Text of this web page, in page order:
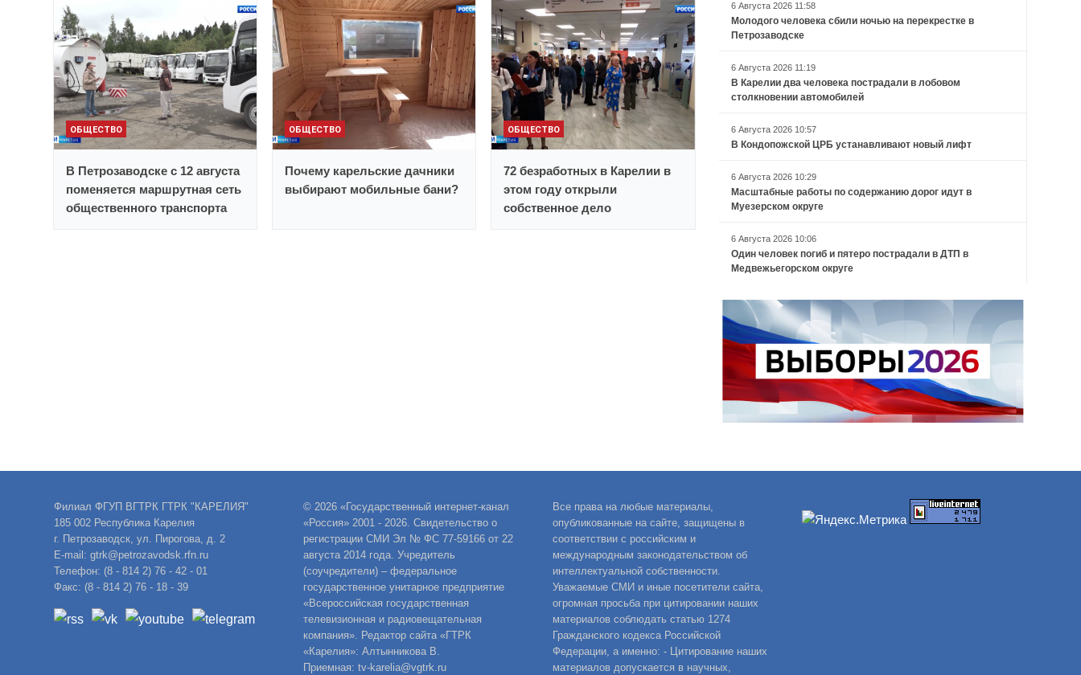
ОБЩЕСТВО
В Петрозаводске с 12 августа
поменяется маршрутная сеть
общественного транспорта
ОБЩЕСТВО
Почему карельские дачники
выбирают мобильные бани?
ОБЩЕСТВО
72 безработных в Карелии в
этом году открыли
собственное дело
6 Августа 2026 11:58
Молодого человека сбили ночью на перекрестке в
Петрозаводске
6 Августа 2026 11:19
В Карелии два человека пострадали в лобовом
столкновении автомобилей
6 Августа 2026 10:57
В Кондопожской ЦРБ устанавливают новый лифт
6 Августа 2026 10:29
Масштабные работы по содержанию дорог идут в
Муезерском округе
6 Августа 2026 10:06
Один человек погиб и пятеро пострадали в ДТП в
Медвежьегорском округе
Филиал ФГУП ВГТРК ГТРК "КАРЕЛИЯ"
185 002 Республика Карелия
г. Петрозаводск, ул. Пирогова, д. 2
E-mail: gtrk@petrozavodsk.rfn.ru
Телефон: (8 - 814 2) 76 - 42 - 01
Факс: (8 - 814 2) 76 - 18 - 39
© 2026 «Государственный интернет-канал
«Россия» 2001 - 2026. Свидетельство о
регистрации СМИ Эл № ФС 77-59166 от 22
августа 2014 года. Учредитель
(соучредители) – федеральное
государственное унитарное предприятие
«Всероссийская государственная
телевизионная и радиовещательная
компания». Редактор сайта «ГТРК
«Карелия»: Алтынникова В.
Приемная: tv-karelia@vgtrk.ru
Все права на любые материалы,
опубликованные на сайте, защищены в
соответствии с российским и
международным законодательством об
интеллектуальной собственности.
Уважаемые СМИ и иные посетители сайта,
огромная просьба при цитировании наших
материалов соблюдать статью 1274
Гражданского кодекса Российской
Федерации, а именно: - Цитирование наших
материалов допускается в научных,